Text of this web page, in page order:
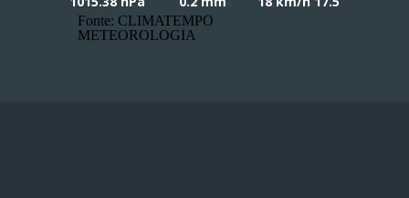
Fonte: CLIMATEMPO
METEOROLOGIA